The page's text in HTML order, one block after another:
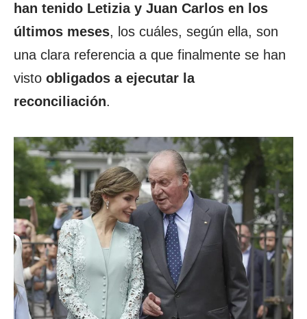
han tenido Letizia y Juan Carlos en los
últimos meses, los cuáles, según ella, son
una clara referencia a que finalmente se han
visto obligados a ejecutar la
reconciliación.